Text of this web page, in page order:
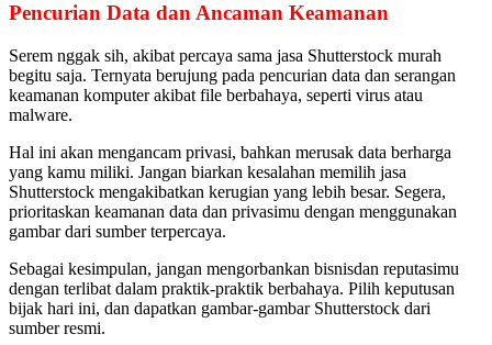
Pencurian Data dan Ancaman Keamanan
Serem nggak sih, akibat percaya sama jasa Shutterstock murah
begitu saja. Ternyata berujung pada pencurian data dan serangan
keamanan komputer akibat file berbahaya, seperti virus atau
malware.
Hal ini akan mengancam privasi, bahkan merusak data berharga
yang kamu miliki. Jangan biarkan kesalahan memilih jasa
Shutterstock mengakibatkan kerugian yang lebih besar. Segera,
prioritaskan keamanan data dan privasimu dengan menggunakan
gambar dari sumber terpercaya.
Sebagai kesimpulan, jangan mengorbankan bisnisdan reputasimu
dengan terlibat dalam praktik-praktik berbahaya. Pilih keputusan
bijak hari ini, dan dapatkan gambar-gambar Shutterstock dari
sumber resmi.